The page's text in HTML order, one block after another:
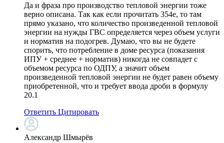
Да и фраза про производство тепловой энергии тоже
верно описана. Так как если прочитать 354е, то там
прямо указано, что количество произведенной тепловой
энергии на нужды ГВС определяется через объем услуги
и норматив на подогрев. Думаю, что вы не будете
спорить, что потребление в доме ресурса (показания
ИПУ + среднее + норматив) никогда не совпадет с
объемом ресурса по ОДПУ, а значит объем
произведенной тепловой энергии не будет равен объему
приобретенной, что и требует ввода дроби в формулу
20.1
Ответить Цитировать
Александр Шмырёв